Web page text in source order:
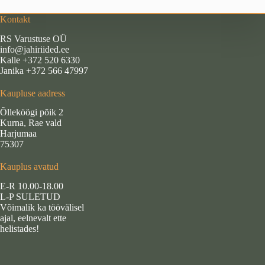
Kontakt
RS Varustuse OÜ
info@jahiriided.ee
Kalle +372 520 6330
Janika +372 566 47997
Kaupluse aadress
Õlleköögi põik 2
Kurna, Rae vald
Harjumaa
75307
Kauplus avatud
E-R 10.00-18.00
L-P SULETUD
Võimalik ka töövälisel
ajal, eelnevalt ette
helistades!